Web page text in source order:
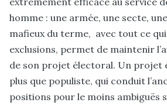
homme : une armée, une secte,
mafieux du terme, avec tout ce
exclusions, permet de maintenir
de son projet électoral. Un projet
plus que populiste, qui conduit
positions pour le moins ambiguës